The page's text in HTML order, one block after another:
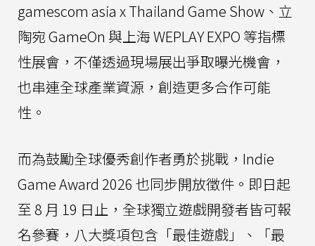
gamescom asia x Thailand Game Show、立
陶宛 GameOn 與上海 WEPLAY EXPO 等指標
性展會，不僅透過現場展出爭取曝光機會，
也串連全球產業資源，創造更多合作可能
性。
而為鼓勵全球優秀創作者勇於挑戰，Indie
Game Award 2026 也同步開放徵件。即日起
至 8 月 19 日止，全球獨立遊戲開發者皆可報
名參賽，八大獎項包含「最佳遊戲」、「最